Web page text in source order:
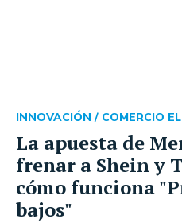
La apuesta de
frenar a Shein y
cómo funciona
bajos"
INNOVACIÓN / COMERCIO